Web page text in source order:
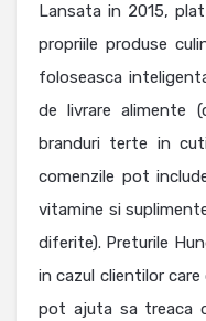
Lansata in 2015,
propriile produse
foloseasca
de livrare alimente
branduri terte in
comenzile pot
vitamine si
diferite). Preturile
in cazul clientilor
pot ajuta sa treaca